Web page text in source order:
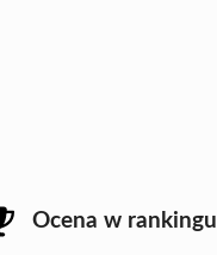
Ocena w rankingu